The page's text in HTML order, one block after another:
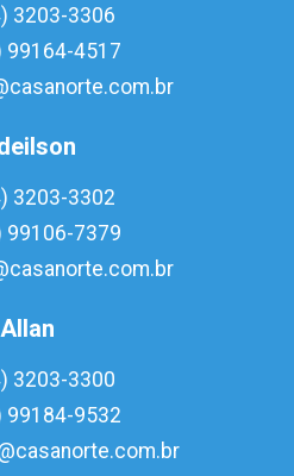
3203-3306
99164-4517
3203-3302
99106-7379
Allan
3203-3300
99184-9532